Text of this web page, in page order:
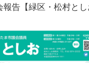
告【緑区・松村とし